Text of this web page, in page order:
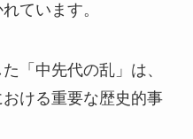
ています。
「中先代の乱」は、
ける重要な歴史的事